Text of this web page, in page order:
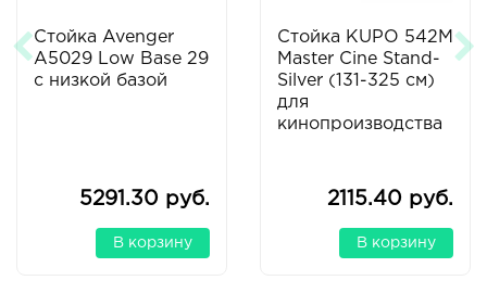
Стойка Avenger
A5029 Low Base 29
с низкой базой
5291.30 руб.
В корзину
Стойка KUPO 542M
Master Cine Stand-
Silver (131-325 см)
для
кинопроизводства
2115.40 руб.
В корзину